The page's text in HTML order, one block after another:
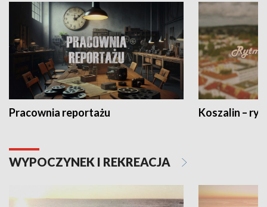
Pracownia reportażu Koszalin –
WYPOCZYNEK I REKREACJA